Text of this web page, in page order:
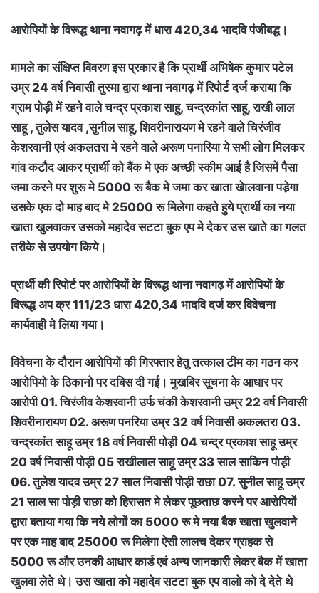
आरोपियों के विरूद्ध थाना नवागढ़ में धारा 420,34 भादवि पंजीबद्ध।
मामले का संक्षिप्त विवरण इस प्रकार है कि प्रार्थी अभिषेक कुमार पटेल
उम्र 24 वर्ष निवासी तुस्मा द्वारा थाना नवागढ़ में रिपोर्ट दर्ज कराया कि
ग्राम पोड़ी में रहने वाले चन्द्र प्रकाश साहु, चन्द्रकांत साहू, राखी लाल
साहू , तुलेस यादव ,सुनील साहू, शिवरीनारायण मे रहने वाले चिरंजीव
केशरवानी एवं अकलतरा मे रहने वाले अरूण पनारिया ये सभी लोग मिलकर
गांव कटौद आकर प्रार्थी को बैंक मे एक अच्छी स्कीम आई है जिसमें पैसा
जमा करने पर शुरू मे 5000 रू बैक मे जमा कर खाता खेालवाना पडे़गा
उसके एक दो माह बाद मे 25000 रू मिलेगा कहते हुये प्रार्थी का नया
खाता खुलवाकर उसको महादेव सटटा बुक एप मे देकर उस खाते का गलत
तरीके से उपयोग किये।
प्रार्थी की रिपोर्ट पर आरोपियों के विरूद्ध थाना नवागढ़ में आरोपियों के
विरूद्ध अप क्र 111/23 धारा 420,34 भादवि दर्ज कर विवेचना
कार्यवाही मे लिया गया।
विवेचना के दौरान आरोपियों की गिरफ्तार हेतु तत्काल टीम का गठन कर
आरोपियो के ठिकानो पर दबिस दी गई। मुखबिर सूचना के आधार पर
आरोपी 01. चिरंजीव केशरवानी उर्फ चंकी केशरवानी उम्र 22 वर्ष निवासी
शिवरीनारायण 02. अरूण पनरिया उम्र 32 वर्ष निवासी अकलतरा 03.
चन्द्रकांत साहू उम्र 18 वर्ष निवासी पोड़ी 04 चन्द्र प्रकाश साहू उम्र
20 वर्ष निवासी पोड़ी 05 राखीलाल साहू उम्र 33 साल साकिन पोड़ी
06. तुलेश यादव उम्र 27 साल निवासी पोड़ी राछा 07. सुनील साहू उम्र
21 साल सा पोड़ी राछा को हिरासत मे लेकर पूछताछ करने पर आरोपियों
द्वारा बताया गया कि नये लोगों का 5000 रू मे नया बैक खाता खुलवाने
पर एक माह बाद 25000 रू मिलेगा ऐसी लालच देकर ग्राहक से
5000 रू और उनकी आधार कार्ड एवं अन्य जानकारी लेकर बैक में खाता
खुलवा लेते थे। उस खाता को महादेव सटटा बुक एप वालो को दे देते थे